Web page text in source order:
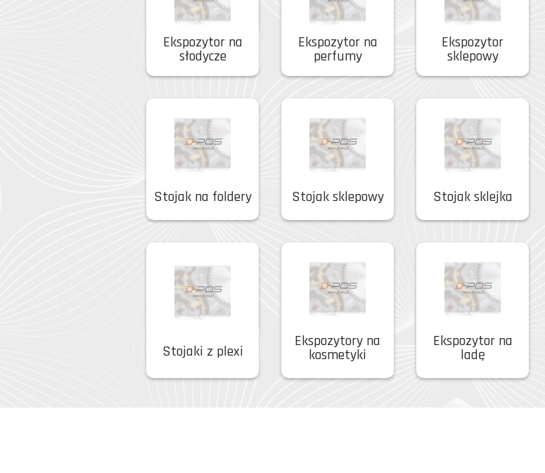
Ekspozytor na
słodycze
Ekspozytor na
perfumy
Ekspozytor
sklepowy
Stojak na foldery Stojak sklepowy Stojak sklejka
Stojaki z plexi
Ekspozytory na
kosmetyki
Ekspozytor na
ladę